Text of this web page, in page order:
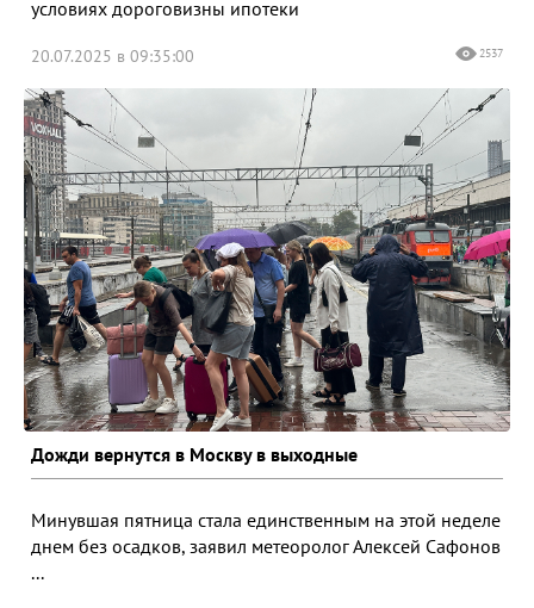
условиях дороговизны ипотеки
20.07.2025 в 09:35:00 2537
Дожди вернутся в Москву в выходные
Минувшая пятница стала единственным на этой неделе
днем без осадков, заявил метеоролог Алексей Сафонов
...